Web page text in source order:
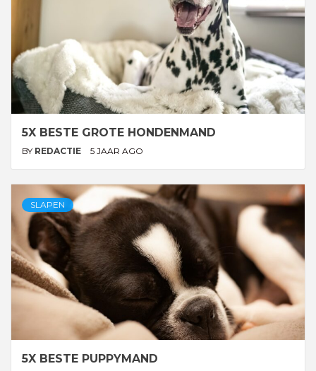
5X BESTE GROTE HONDENMAND
BY REDACTIE 5 JAAR AGO
SLAPEN
5X BESTE PUPPYMAND